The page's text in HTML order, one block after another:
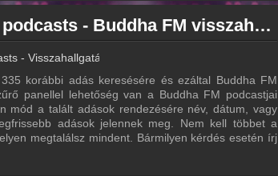
Buddha FM archívum - Buddha FM podcasts - Buddha FM visszahallgatás
- Visszahallgatás
korábbi adás keresésére és ezáltal Buddha FM
panellel lehetőség van a Buddha FM podcastjai
mód a talált adások rendezésére név, dátum, vagy
adások jelennek meg. Nem kell többet a
megtalálsz mindent. Bármilyen kérdés esetén írj